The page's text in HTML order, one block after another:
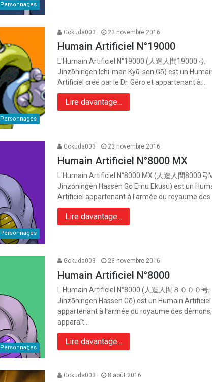
Personnages
Personnages
Gokuda003 23 novembre 2016
Humain Artificiel N°19000
L'Humain Artificiel N°19000 (人造人間19000号,
Jinzōningen Ichi-man Kyū-sen Gō) est un
Artificiel créé par le Dr. Géro et appartenant à…
Lire davantage...
Personnages
Gokuda003 23 novembre 2016
Humain Artificiel N°8000 MX
L'Humain Artificiel N°8000 MX (人造人間8000号
Jinzōningen Hassen Gō Emu Ekusu) est un
Artificiel appartenant à l'armée du royaume des…
Lire davantage...
Personnages
Gokuda003 23 novembre 2016
Humain Artificiel N°8000
L'Humain Artificiel N°8000 (人造人間８０００号,
Jinzōningen Hassen Gō) est un Humain Artificiel
appartenant à l'armée du royaume des
apparaît…
Lire davantage...
Gokuda003 8 août 2016